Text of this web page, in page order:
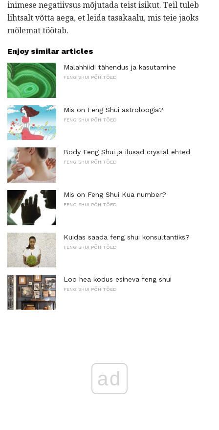
inimese negatiivsus mõjutada teist isikut. Teil tuleb
lihtsalt võtta aega, et leida tasakaalu, mis teie jaoks
mõlemat töötab.
Enjoy similar articles
Malahhiidi tähendus ja kasutamine
FENG SHUI PÕHITÕED
Mis on Feng Shui astroloogia?
FENG SHUI PÕHITÕED
Body Feng Shui ja ilusad crystal ehted
FENG SHUI PÕHITÕED
Mis on Feng Shui Kua number?
FENG SHUI PÕHITÕED
Kuidas saada feng shui konsultantiks?
FENG SHUI PÕHITÕED
Loo hea kodus esineva feng shui
FENG SHUI PÕHITÕED
ad